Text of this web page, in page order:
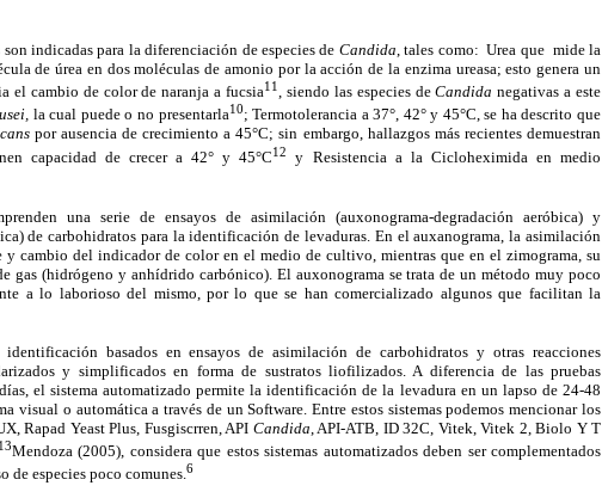
indicadas para la diferenciación de especies de Candida , tales como: Urea que mide la
de úrea en dos moléculas de amonio por la acción de la enzima ureasa; esto genera un
el cambio de color de naranja a fucsia11 , siendo las especies deCandida negativas a este
la cual puede o no presentarla10; Termotolerancia a 37°, 42° y 45°C, se ha descrito que
por ausencia de crecimiento a 45°C; sin embargo, hallazgos más recientes demuestran
capacidad de crecer a 42° y 45°C12
y Resistencia a la Cicloheximida en medio
una serie de ensayos de asimilación (auxonograma-degradación aeróbica) y
de carbohidratos para la identificación de levaduras. En el auxanograma, la asimilación
cambio del indicador de color en el medio de cultivo, mientras que en el zimograma, su
gas (hidrógeno y anhídrido carbónico). El auxonograma se trata de un método muy poco
a lo laborioso del mismo, por lo que se han comercializado algunos que facilitan la
basados en ensayos de asimilación de carbohidratos y otras reacciones
y simplificados en forma de sustratos liofilizados. A diferencia de las pruebas
el sistema automatizado permite la identificación de la levadura en un lapso de 24-48
visual o automática a través de un Software. Entre estos sistemaspodemos mencionar los
Rapad Yeast Plus, Fusgiscrren, API Candida , API-ATB, ID 32C, Vitek, Vitek 2, Biolo Y T
Mendoza (2005), considera que estos sistemas automatizados deben ser complementados
de especies poco comunes.6